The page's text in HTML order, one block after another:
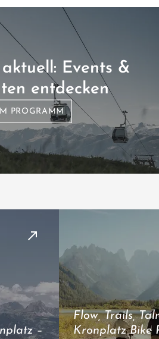
Events &
entdecken
PROGRAMM
–
Flow, Trails,
Kronplatz Bike